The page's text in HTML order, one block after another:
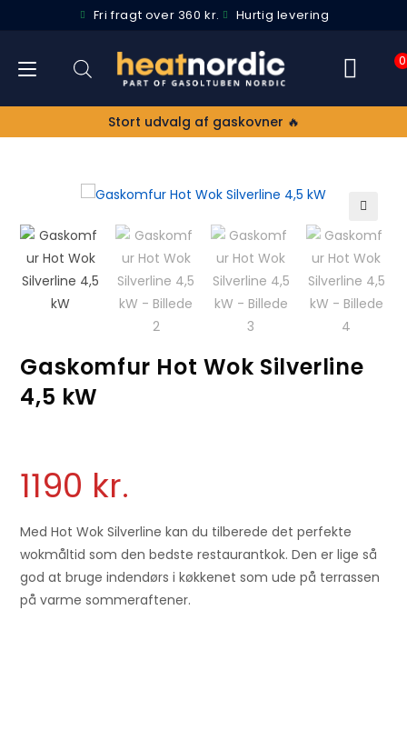
Fri fragt over 360 kr. Hurtig levering
0
Stort udvalg af gaskovner 🔥
🔍
Gaskomfur Hot Wok Silverline
4,5 kW
1190 kr.
Med Hot Wok Silverline kan du tilberede det perfekte
wokmåltid som den bedste restaurantkok. Den er lige så
god at bruge indendørs i køkkenet som ude på terrassen
på varme sommeraftener.